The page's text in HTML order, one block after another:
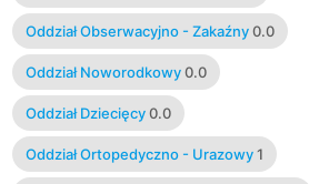
Oddział Obserwacyjno - Zakaźny 0.0
Oddział Noworodkowy 0.0
Oddział Dziecięcy 0.0
Oddział Ortopedyczno - Urazowy 1